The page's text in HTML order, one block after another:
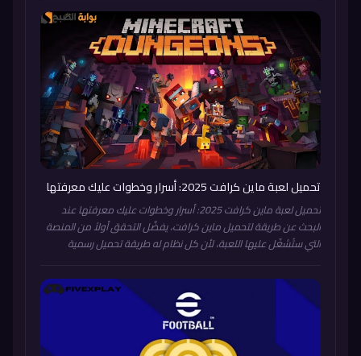
دائمة يغفل عنها كثير من اللاعبين الجدد. نظام الرتب التنافسي
(Ranked) التقدم في الرتب يمنح مكافآت موسمية حصرية (أزياء
وإطارات خاصة) لا يمكن الحصول عليها بأي طريقة أخرى، وتُمنح تلقائيًا
بنهاية كل موسم حسب رتبتك النهائية. الانضمام لنقابة (Guild) نشطة
النقابات النشطة تمنح مكافآت جماعية أسبوعية ومهامًا خاصة
بالنقابة، وهذا مصدر دخل ثابت للموارد يغفل عنه من يركز فقط على
البحث عن أكواد خارجية. بخصوص الأكواد المؤقتة إن وجدتها، تأكد من
مصدرها الرسمي (حسابات Free Fire المعتمدة فقط) واستبدلها فورًا
عبر rewards.ff.garena.com قبل انتهاء صلاحيتها القصيرة.
تحميل لعبة ماين كرافت 2025: أسرار وخطوات عليك معرفتها
تحميل لعبة ماين كرافت 2025: أسرار وخطوات عليك معرفتها عند
البحث عن طريقة لتحميل ماين كرافت، يفضَّل التحقق أولاً من المنصة
التي ستُشغّل عليها اللعبة، لأن كل نظام له طريقة تحميل رسمية
الخاص باللعبة، بينما على الهواتف تُتاح عبر متجر Google Play لأندرويد أو
App Store للآيفون، وعلى الأجهزة المنزلية عبر المتاجر الرسمية لأجهزة
بلايستيشن وإكسبوكس ونينتندو. تحقق من متطلبات التشغيل قبل
التحميل من المفيد التأكد من أن الجهاز يستوفي الحد الأدنى من
متطلبات التشغيل المذكورة رسميًا، خصوصًا مساحة التخزين الفارغة